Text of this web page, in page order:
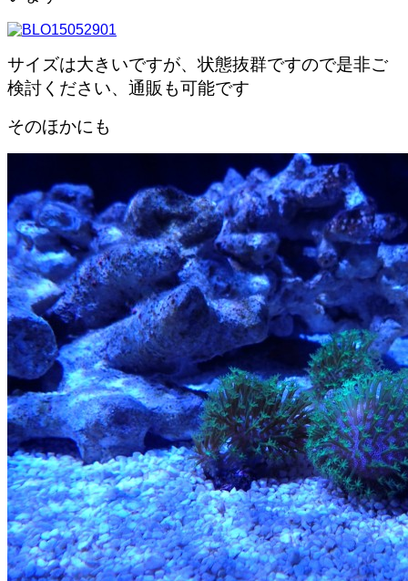
サイズは大きいですが、状態抜群ですので是非ご
検討ください、通販も可能です
そのほかにも